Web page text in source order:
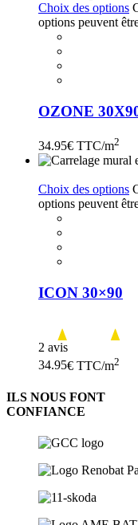
Choix des options
options peuvent
OZONE
34.95€ TTC/m2
Choix des options
options peuvent
ICON 30×90
2 avis
34.95€ TTC/m2
ILS NOUS FONT
CONFIANCE